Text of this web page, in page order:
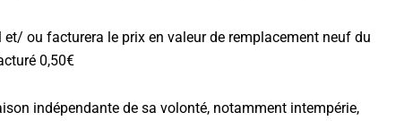
ou facturera le prix en valeur de remplacement neuf du
0,50€
indépendante de sa volonté, notamment intempérie,